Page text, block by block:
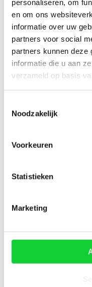
personaliseren, om
en om ons
informatie over uw
partners voor social
partners kunnen deze
informatie die u aan
verzameld op basis
Noodzakelijk
Voorkeuren
Statistieken
Marketing